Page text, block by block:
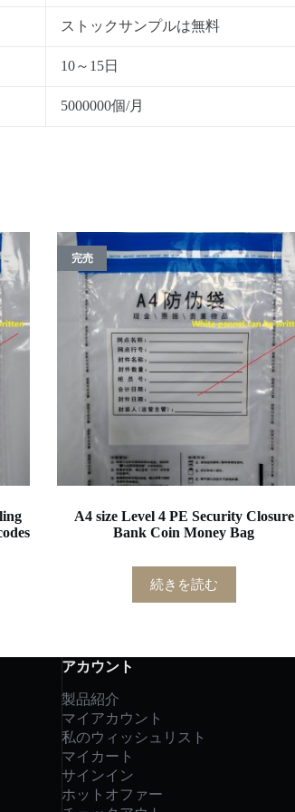
ストックサンプルは無料
10～15日
5000000個/月
完売
A4 size Level 4 PE Security Closure
Bank Coin Money Bag
続きを読む
アカウント
製品紹介
マイアカウント
私のウィッシュリスト
マイカート
サインイン
ホットオファー